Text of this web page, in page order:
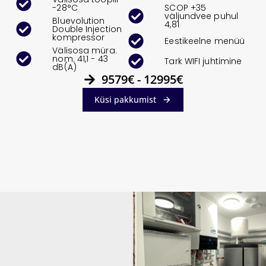
-28°C
Bluevolution
Double Injection
kompressor
Välisosa müra.
nom. 41,1 - 43
dB(A)
SCOP +35
väljundvee puhul
4,81
Eestikeelne menüü
Tark WIFI juhtimine
9579€ - 12995€
Küsi pakkumist